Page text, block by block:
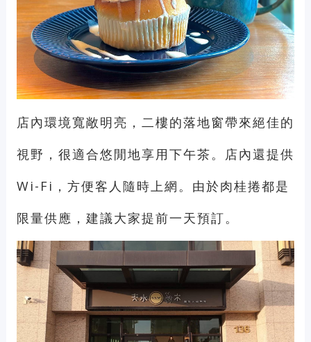
店內環境寬敞明亮，二樓的落地窗帶來絕佳的
視野，很適合悠閒地享用下午茶。店內還提供
Wi-Fi，方便客人隨時上網。由於肉桂捲都是
限量供應，建議大家提前一天預訂。